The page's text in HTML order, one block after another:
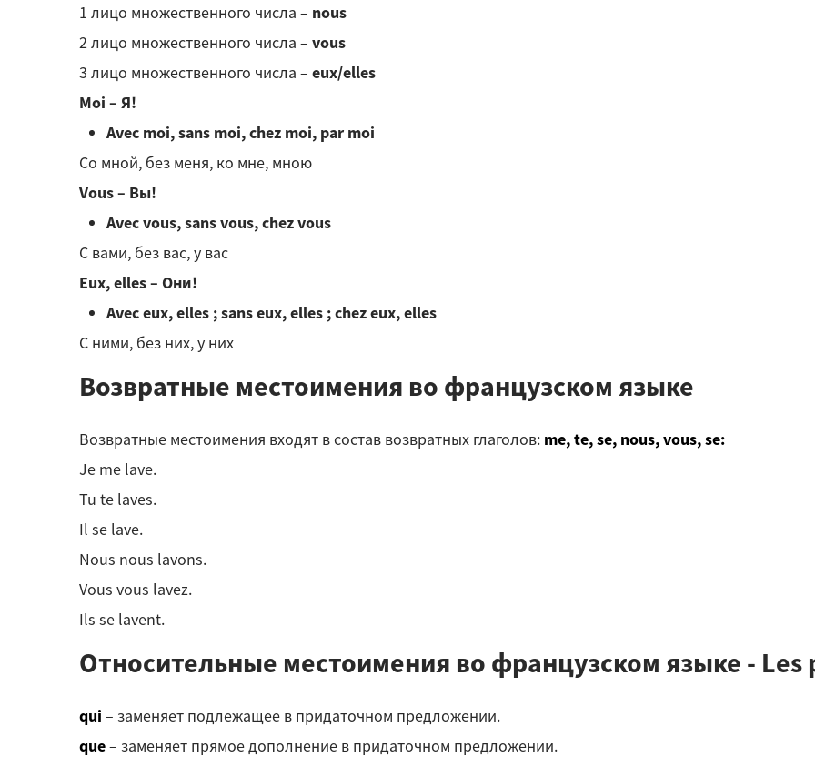
1 лицо множественного числа – nous
2 лицо множественного числа – vous
3 лицо множественного числа – eux/elles
Moi – Я!
Avec moi, sans moi, chez moi, par moi
Со мной, без меня, ко мне, мною
Vous – Вы!
Avec vous, sans vous, chez vous
С вами, без вас, у вас
Eux, elles – Они!
Avec eux, elles ; sans eux, elles ; chez eux, elles
С ними, без них, у них
Возвратные местоимения во французском языке
Возвратные местоимения входят в состав возвратных глаголов: me, te, se, nous, vous, se:
Je me lave.
Tu te laves.
Il se lave.
Nous nous lavons.
Vous vous lavez.
Ils se lavent.
Относительные местоимения во французском языке -
qui – заменяет подлежащее в придаточном предложении.
que– заменяет прямое дополнение в придаточном предложении.